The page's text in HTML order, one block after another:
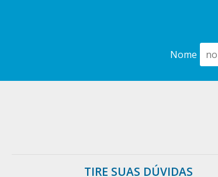
Nome
TIRE SUAS DÚVIDAS